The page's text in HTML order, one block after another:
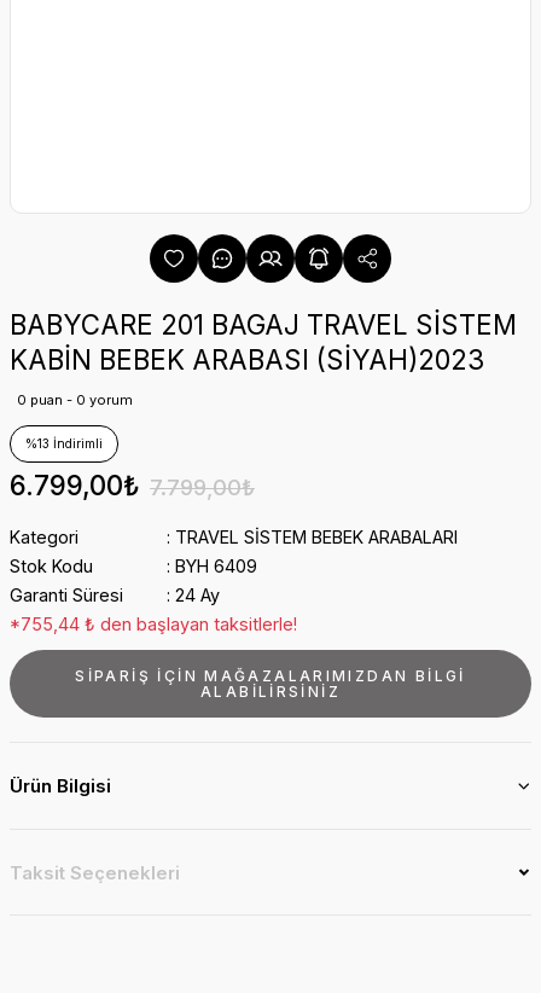
BABYCARE 201 BAGAJ TRAVEL SİSTEM
KABİN BEBEK ARABASI (SİYAH)2023
0 puan - 0 yorum
%13 İndirimli
6.799,00₺ 7.799,00₺
Kategori
TRAVEL SİSTEM BEBEK ARABALARI
Stok Kodu
BYH 6409
Garanti Süresi
24 Ay
*755,44 ₺ den başlayan taksitlerle!
SİPARİŞ İÇİN MAĞAZALARIMIZDAN BİLGİ
ALABİLİRSİNİZ
Ürün Bilgisi
Taksit Seçenekleri